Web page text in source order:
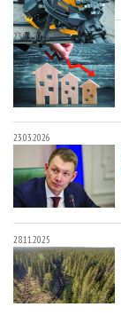
23.03.2026
23.03.2026
28.11.2025